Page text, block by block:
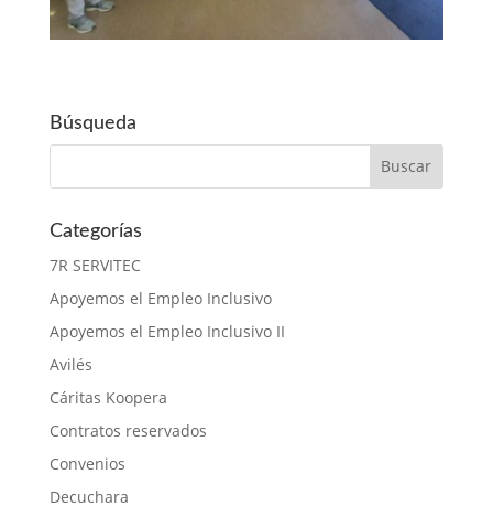
Búsqueda
Categorías
7R SERVITEC
Apoyemos el Empleo Inclusivo
Apoyemos el Empleo Inclusivo II
Avilés
Cáritas Koopera
Contratos reservados
Convenios
Decuchara